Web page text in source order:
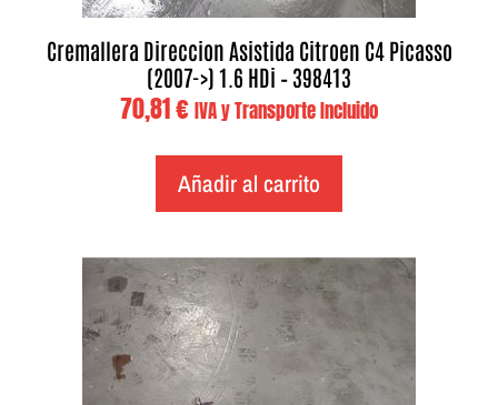
Cremallera Direccion Asistida Citroen C4 Picasso
(2007->) 1.6 HDi – 398413
70,81€ IVA y Transporte Incluido
Añadir al carrito